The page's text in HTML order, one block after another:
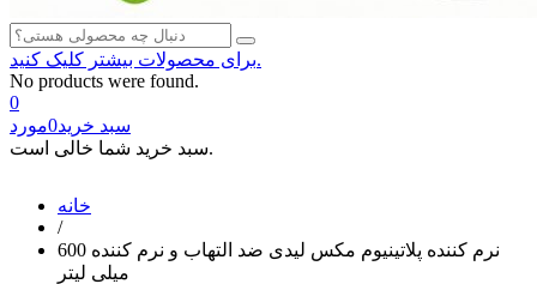
برای محصولات بیشتر کلیک کنید.
No products were found.
0
سبد خرید0مورد
سبد خرید شما خالی است.
خانه
/
نرم کننده پلاتینیوم مکس لیدی ضد التهاب و نرم کننده 600
میلی لیتر